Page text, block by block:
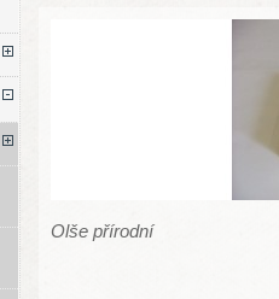
Olše přírodní